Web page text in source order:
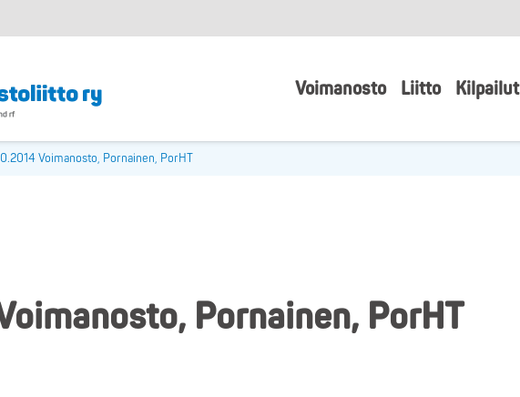
Voimanosto Liitto Kilpailut
Voimanosto, Pornainen, PorHT
Pornainen, PorHT